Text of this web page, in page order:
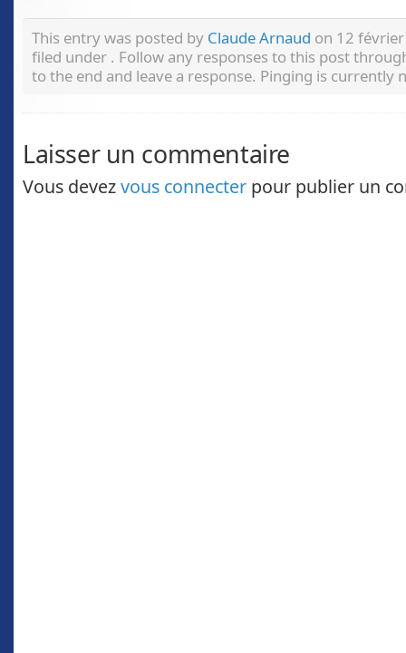
This entry was posted by Claude Arnaud on 12
filed under . Follow any responses to this post
to the end and leave a response. Pinging is currently
Laisser un commentaire
Vous devezvous connecter pour publier un